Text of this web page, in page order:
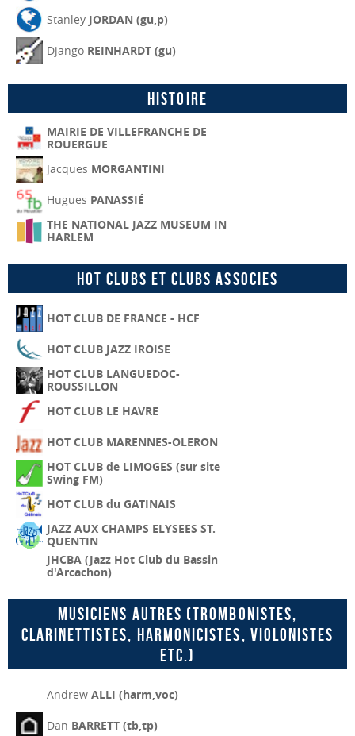
Stanley JORDAN (gu,p)
Django REINHARDT (gu)
Histoire
MAIRIE DE VILLEFRANCHE DE
ROUERGUE
Jacques MORGANTINI
Hugues PANASSIÉ
THE NATIONAL JAZZ MUSEUM IN
HARLEM
Hot Clubs et Clubs associes
HOT CLUB DE FRANCE - HCF
HOT CLUB JAZZ IROISE
HOT CLUB LANGUEDOC-
ROUSSILLON
HOT CLUB LE HAVRE
HOT CLUB MARENNES-OLERON
HOT CLUB de LIMOGES (sur site
Swing FM)
HOT CLUB du GATINAIS
JAZZ AUX CHAMPS ELYSEES ST.
QUENTIN
JHCBA (Jazz Hot Club du Bassin
d'Arcachon)
Musiciens autres (trombonistes,
clarinettistes, harmonicistes, violonistes
etc.)
Andrew ALLI (harm,voc)
Dan BARRETT (tb,tp)